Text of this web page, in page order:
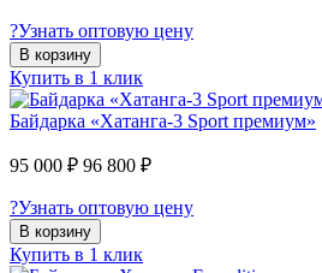
?Узнать оптовую цену
В корзину
Купить в 1 клик
Байдарка «Хатанга-3 Sport премиум»
95 000 ₽ 96 800 ₽
?Узнать оптовую цену
В корзину
Купить в 1 клик